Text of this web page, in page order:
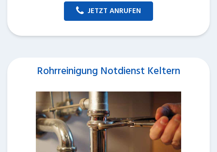
JETZT ANRUFEN
Rohrreinigung Notdienst Keltern